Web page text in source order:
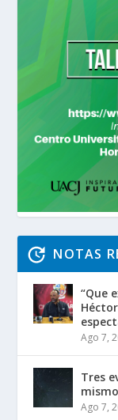
NOTAS
“Que
Ago 7,
Tres
Ago 7,